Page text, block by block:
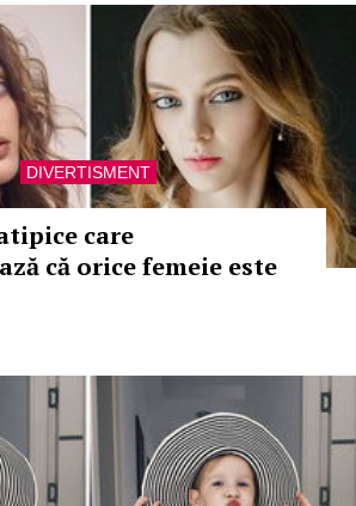
DIVERTISMENT
care
că orice femeie este